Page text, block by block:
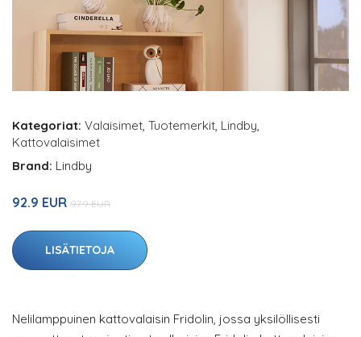
Kategoriat: Valaisimet, Tuotemerkit, Lindby,
Kattovalaisimet
Brand: Lindby
92.9 EUR 97.9 EUR
LISÄTIETOJA
Nelilamppuinen kattovalaisin Fridolin, jossa yksilöllisesti